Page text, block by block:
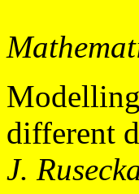
different
J.